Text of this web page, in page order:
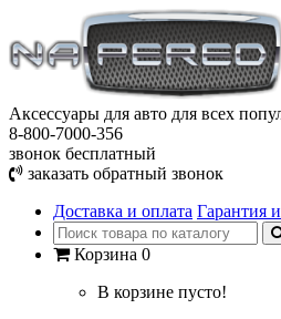
Аксессуары для авто для всех
8-800-7000-356
звонок бесплатный
заказать обратный звонок
Доставка и оплата Гарантия
Корзина 0
В корзине пусто!